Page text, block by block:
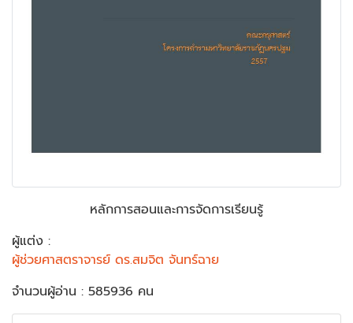
หลักการสอนและการจัดการเรียนรู้
ผู้แต่ง :
ผู้ช่วยศาสตราจารย์ ดร.สมจิต จันทร์ฉาย
จำนวนผู้อ่าน : 585936 คน